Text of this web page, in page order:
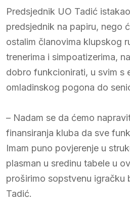
Predsjednik UO Tadić
predsjednik na papiru, nego
ostalim članovima klupskog
trenerima i simpoatizerima,
dobro funkcionirati, u svim s
omladinskog pogona do
– Nadam se da ćemo
finansiranja kluba da sve
Imam puno povjerenje u
plasman u sredinu tabele u
proširimo sopstvenu igračku
Tadić.